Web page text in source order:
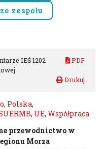
zespołu
IEŚ 1202
PDF
, Polska,
, UE, Współpraca
przewodnictwo w
Morza